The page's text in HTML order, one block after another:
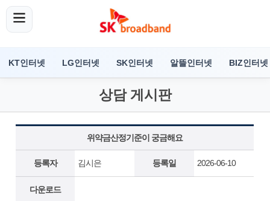
KT인터넷 LG인터넷 SK인터넷 알뜰인터넷 BIZ인터넷
상담 게시판
위약금산정기준이 궁금해요
등록자 김시은 등록일 2026-06-10
다운로드